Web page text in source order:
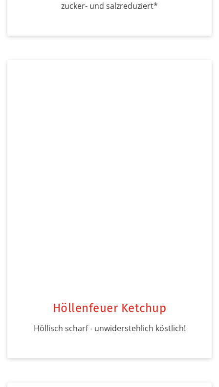
zucker- und salzreduziert*
Höllenfeuer Ketchup
Höllisch scharf - unwiderstehlich köstlich!